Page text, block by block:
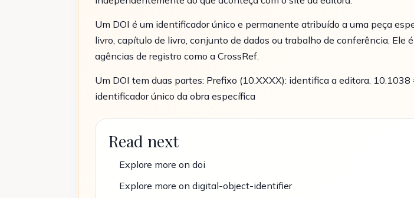
Um DOI é um identificador único e permanente atribuído a uma peça
livro, capítulo de livro, conjunto de dados ou trabalho de conferência.
agências de registro como a CrossRef.
Um DOI tem duas partes: Prefixo (10.XXXX): identifica a editora.
identificador único da obra específica
Read next
Explore more on doi
Explore more on digital-object-identifier